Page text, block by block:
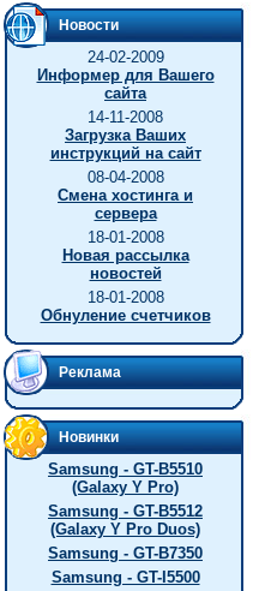
Новости
24-02-2009
Информер для Вашего
сайта
14-11-2008
Загрузка Ваших
инструкций на сайт
08-04-2008
Смена хостинга и
сервера
18-01-2008
Новая рассылка
новостей
18-01-2008
Обнуление счетчиков
Реклама
Новинки
Samsung - GT-B5510
(Galaxy Y Pro)
Samsung - GT-B5512
(Galaxy Y Pro Duos)
Samsung - GT-B7350
Samsung - GT-I5500